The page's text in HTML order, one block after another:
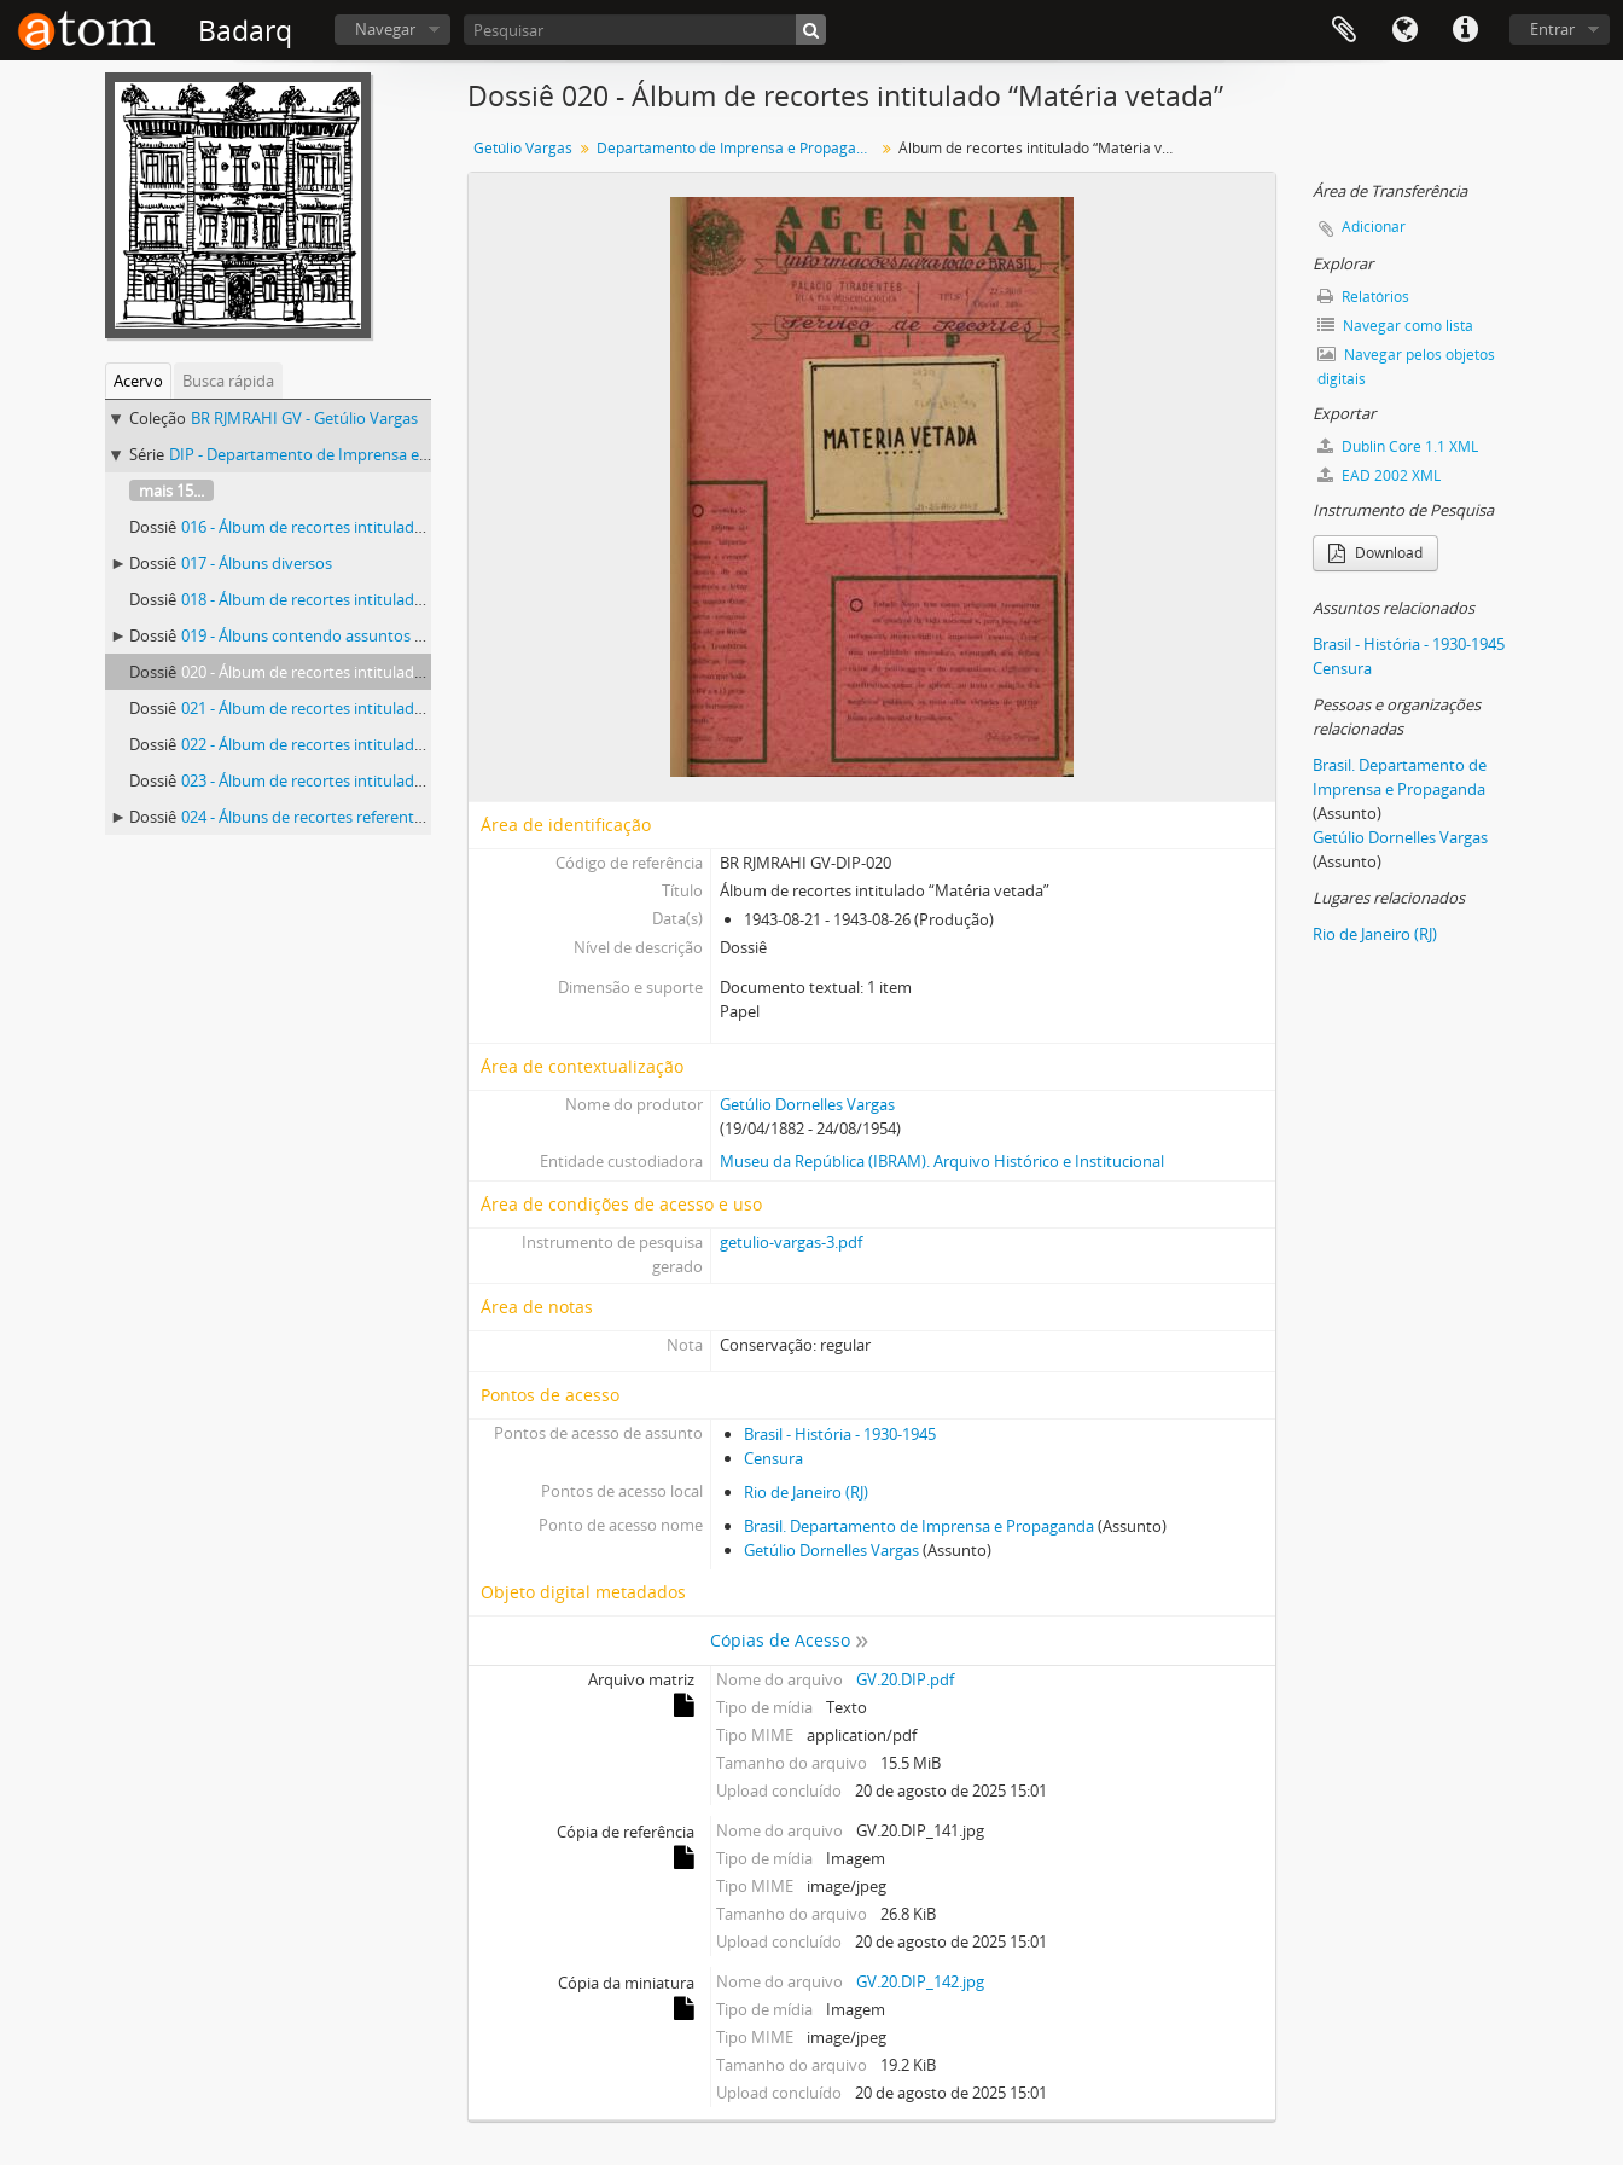
Badarq Navegar Entrar
Acervo
Busca rápida
Coleção BR RJMRAHI GV - Getúlio Vargas
Série DIP - Departamento de Imprensa e Propaganda
mais 15...
Dossiê 016 - Álbum de recortes intitulado “Departamento Estadual de Imprensa e Propaganda (D.E.I.P.) São Paulo”
Dossiê 017 - Álbuns diversos
Dossiê 018 - Álbum de recortes intitulado “Viagem do Sr Presidente da República a São Paulo”
Dossiê 019 - Álbuns contendo assuntos referentes ao rádio
Dossiê 020 - Álbum de recortes intitulado “Matéria vetada”
Dossiê 021 - Álbum de recortes intitulado “Serviço recomendado - entrevistas, artigos, tópicos e reportagens distribuídos pelo D.I.P”
Dossiê 022 - Álbum de recortes intitulado “Serviço de controle - Divisão de Imprensa - Telegramas que não tiveram curso parcial e totalmente”
Dossiê 023 - Álbum de recortes intitulado “Recortes do Noticiário referente à criação dos novos territórios federais”
Dossiê 024 - Álbuns de recortes referentes à nova reforma do imposto sobre a renda
Dossiê 020 - Álbum de recortes intitulado “Matéria vetada”
Getúlio Vargas Departamento de Imprensa e Propaganda Álbum de recortes intitulado “Matéria vetada”
Área de identificação
Código de referência
BR RJMRAHI GV-DIP-020
Título
Álbum de recortes intitulado “Matéria vetada”
Data(s)
1943-08-21 - 1943-08-26 (Produção)
Nível de descrição
Dossiê
Dimensão e suporte
Documento textual: 1 item
Papel
Área de contextualização
Nome do produtor
Getúlio Dornelles Vargas
(19/04/1882 - 24/08/1954)
Entidade custodiadora
Museu da República (IBRAM). Arquivo Histórico e Institucional
Área de condições de acesso e uso
Instrumento de pesquisa
gerado
getulio-vargas-3.pdf
Área de notas
Nota Conservação: regular
Pontos de acesso
Pontos de acesso de assunto
Brasil - História - 1930-1945
Censura
Pontos de acesso local
Rio de Janeiro (RJ)
Ponto de acesso nome
Brasil. Departamento de Imprensa e Propaganda(Assunto)
Getúlio Dornelles Vargas(Assunto)
Objeto digital metadados
Cópias de Acesso
Arquivo matriz Nome do arquivo
GV.20.DIP.pdf
Tipo de mídia
Texto
Tipo MIME
application/pdf
Tamanho do arquivo
15.5 MiB
Upload concluído
20 de agosto de 2025 15:01
Cópia de referência
Nome do arquivo
GV.20.DIP_141.jpg
Tipo de mídia
Imagem
Tipo MIME
image/jpeg
Tamanho do arquivo
26.8 KiB
Upload concluído
20 de agosto de 2025 15:01
Cópia da miniatura
Nome do arquivo
GV.20.DIP_142.jpg
Tipo de mídia
Imagem
Tipo MIME
image/jpeg
Tamanho do arquivo
19.2 KiB
Upload concluído
20 de agosto de 2025 15:01
Área de Transferência
Adicionar
Explorar
Relatórios
Navegar como lista
Navegar pelos objetos
digitais
Exportar
Dublin Core 1.1 XML
EAD 2002 XML
Instrumento de Pesquisa
Download
Assuntos relacionados
Brasil - História - 1930-1945
Censura
Pessoas e organizações
relacionadas
Brasil. Departamento de
Imprensa e Propaganda
(Assunto)
Getúlio Dornelles Vargas
(Assunto)
Lugares relacionados
Rio de Janeiro (RJ)